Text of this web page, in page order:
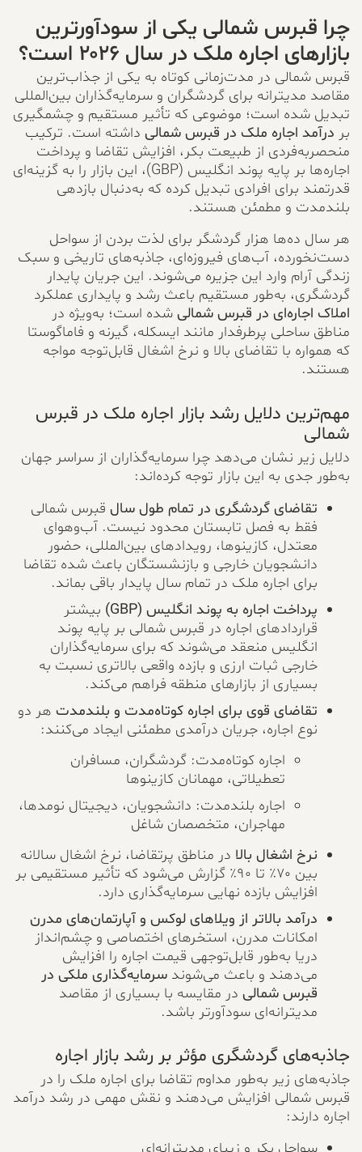
چرا قبرس شمالی یکی از سودآورترین
بازارهای اجاره ملک در سال ۲۰۲۶ است؟
قبرس شمالی در مدت‌زمانی کوتاه به یکی از جذاب‌ترین
مقاصد مدیترانه برای گردشگران و سرمایه‌گذاران بین‌المللی
تبدیل شده است؛ موضوعی که تأثیر مستقیم و چشمگیری
بر درآمد اجاره ملک در قبرس شمالیداشته است. ترکیب
منحصربه‌فردی از طبیعت بکر، افزایش تقاضا و پرداخت
اجاره‌ها بر پایه پوند انگلیس (GBP)، این بازار را به گزینه‌ای
قدرتمند برای افرادی تبدیل کرده که به‌دنبال بازدهی
بلندمدت و مطمئن هستند.
هر سال ده‌ها هزار گردشگر برای لذت بردن از سواحل
دست‌نخورده، آب‌های فیروزه‌ای، جاذبه‌های تاریخی و سبک
زندگی آرام وارد این جزیره می‌شوند. این جریان پایدار
گردشگری، به‌طور مستقیم باعث رشد و پایداری عملکرد
املاک اجاره‌ای در قبرس شمالیشده است؛ به‌ویژه در
مناطق ساحلی پرطرفدار مانند ایسکله، گیرنه و فاماگوستا
که همواره با تقاضای بالا و نرخ اشغال قابل‌توجه مواجه
هستند.
مهم‌ترین دلایل رشد بازار اجاره ملک در قبرس
شمالی
دلایل زیر نشان می‌دهد چرا سرمایه‌گذاران از سراسر جهان
به‌طور جدی به این بازار توجه کرده‌اند:
تقاضای گردشگری در تمام طول سالقبرس شمالی
فقط به فصل تابستان محدود نیست. آب‌وهوای
معتدل، کازینوها، رویدادهای بین‌المللی، حضور
دانشجویان خارجی و بازنشستگان باعث شده تقاضا
برای اجاره ملک در تمام سال پایدار باقی بماند.
پرداخت اجاره به پوند انگلیس (GBP)
بیشتر
قراردادهای اجاره در قبرس شمالی بر پایه پوند
انگلیس منعقد می‌شوند که برای سرمایه‌گذاران
خارجی ثبات ارزی و بازده واقعی بالاتری نسبت به
بسیاری از بازارهای منطقه فراهم می‌کند.
تقاضای قوی برای اجاره کوتاه‌مدت و بلندمدتهر دو
نوع اجاره، جریان درآمدی مطمئنی ایجاد می‌کنند:
اجاره کوتاه‌مدت: گردشگران، مسافران
تعطیلاتی، مهمانان کازینوها
اجاره بلندمدت: دانشجویان، دیجیتال نومدها،
مهاجران، متخصصان شاغل
نرخ اشغال بالادر مناطق پرتقاضا، نرخ اشغال سالانه
بین ۷۰٪ تا ۹۰٪ گزارش می‌شود که تأثیر مستقیمی بر
افزایش بازده نهایی سرمایه‌گذاری دارد.
درآمد بالاتر از ویلاهای لوکس و آپارتمان‌های مدرن
امکانات مدرن، استخرهای اختصاصی و چشم‌انداز
دریا به‌طور قابل‌توجهی قیمت اجاره را افزایش
می‌دهند و باعث می‌شوند سرمایه‌گذاری ملکی در
قبرس شمالیدر مقایسه با بسیاری از مقاصد
مدیترانه‌ای سودآورتر باشد.
جاذبه‌های گردشگری مؤثر بر رشد بازار اجاره
جاذبه‌های زیر به‌طور مداوم تقاضا برای اجاره ملک را در
قبرس شمالی افزایش می‌دهند و نقش مهمی در رشد درآمد
اجاره دارند: